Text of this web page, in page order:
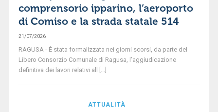
comprensorio ipparino, l’aeroporto
di Comiso e la strada statale 514
21/07/2026
RAGUSA - È stata formalizzata nei giorni scorsi, da parte del
Libero Consorzio Comunale di Ragusa, l’aggiudicazione
definitiva dei lavori relativi all [...]
ATTUALITÀ